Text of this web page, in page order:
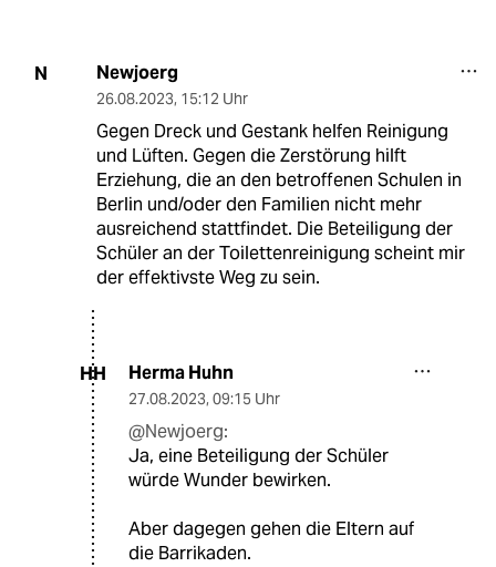
N Newjoerg
26.08.2023, 15:12 Uhr
Gegen Dreck und Gestank helfen Reinigung
und Lüften. Gegen die Zerstörung hilft
Erziehung, die an den betroffenen Schulen in
Berlin und/oder den Familien nicht mehr
ausreichend stattfindet. Die Beteiligung der
Schüler an der Toilettenreinigung scheint mir
der effektivste Weg zu sein.
HH Herma Huhn
27.08.2023, 09:15 Uhr
@Newjoerg:
Ja, eine Beteiligung der Schüler
würde Wunder bewirken.
Aber dagegen gehen die Eltern auf
die Barrikaden.